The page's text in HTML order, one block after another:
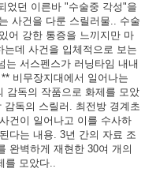
었던 이른바 "수술중 각성"을
사건을 다룬 스릴러물.. 수술
어 강한 통증을 느끼지만 마
데 사건을 입체적으로 보는
는 서스펜스가 러닝타임 내내
비무장지대에서 일어나는
감독의 작품으로 화제를 모았
독의 스릴러. 최전방 경계초
건이 일어나고 이를 수사하
다는 내용. 3년 간의 자료 조
완벽하게 재현한 30여 개의
를 모았다..